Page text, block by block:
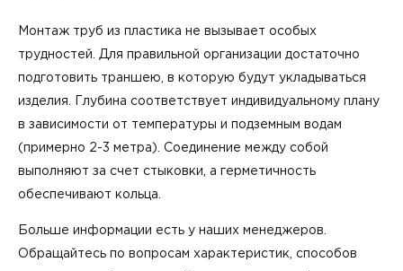
Монтаж труб из пластика не вызывает особых
трудностей. Для правильной организации достаточно
подготовить траншею, в которую будут укладываться
изделия. Глубина соответствует индивидуальному плану
в зависимости от температуры и подземным водам
(примерно 2-3 метра). Соединение между собой
выполняют за счет стыковки, а герметичность
обеспечивают кольца.
Больше информации есть у наших менеджеров.
Обращайтесь по вопросам характеристик, способов